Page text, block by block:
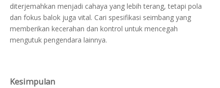
diterjemahkan menjadi cahaya yang lebih terang, tetapi pola
dan fokus balok juga vital. Cari spesifikasi seimbang yang
memberikan kecerahan dan kontrol untuk mencegah
mengutuk pengendara lainnya.
Kesimpulan